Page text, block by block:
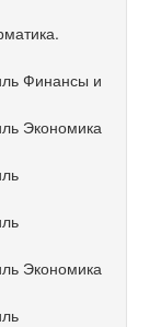
Финансы и
Экономика
Экономика